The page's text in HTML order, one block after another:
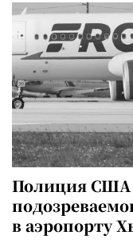
Полиция США
в аэропорту